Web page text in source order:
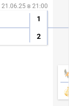
21.06.25 в 21:00
1
2